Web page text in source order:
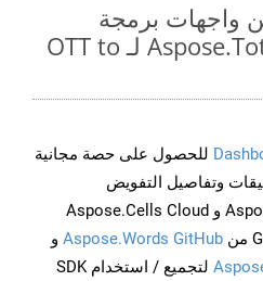
واجهات برمجة
التطبيقات Aspose.Total REST لـ OTT to
للحصول على حصة مجانية
وتفاصيل التفويض
احصل على Aspose.Words و Aspose.Cells Cloud
Aspose.Words GitHub و
repos لتجميع / استخدام SDK